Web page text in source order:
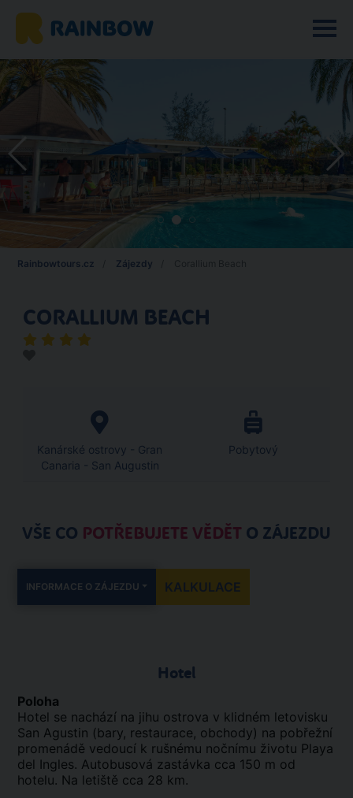
Rainbowtours.cz Zájezdy
CORALLIUM BEACH
Kanárské ostrovy - Gran
Canaria - San Augustin
Pobytový
VŠE CO POTŘEBUJETE VĚDĚT O ZÁJEZDU
INFORMACE O ZÁJEZDU KALKULACE
Hotel
Poloha
Hotel se nachází na jihu ostrova v klidném letovisku
San Agustin (bary, restaurace, obchody) na pobřežní
promenádě vedoucí k rušnému nočnímu životu Playa
del Ingles. Autobusová zastávka cca 150 m od
hotelu. Na letiště cca 28 km.